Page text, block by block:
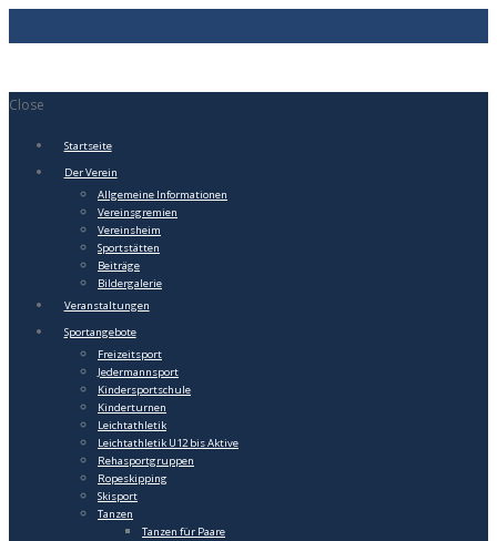
Close
Startseite
Der Verein
Allgemeine Informationen
Vereinsgremien
Vereinsheim
Sportstätten
Beiträge
Bildergalerie
Veranstaltungen
Sportangebote
Freizeitsport
Jedermannsport
Kindersportschule
Kinderturnen
Leichtathletik
Leichtathletik U12 bis Aktive
Rehasportgruppen
Ropeskipping
Skisport
Tanzen
Tanzen für Paare